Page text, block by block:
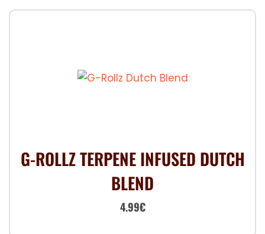
G-ROLLZ TERPENE INFUSED DUTCH
BLEND
Le
4.99€Le